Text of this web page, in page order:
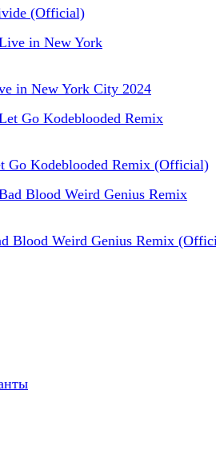
(Official)
in New York City 2024
Go Kodeblooded Remix (Official)
Blood Weird Genius Remix